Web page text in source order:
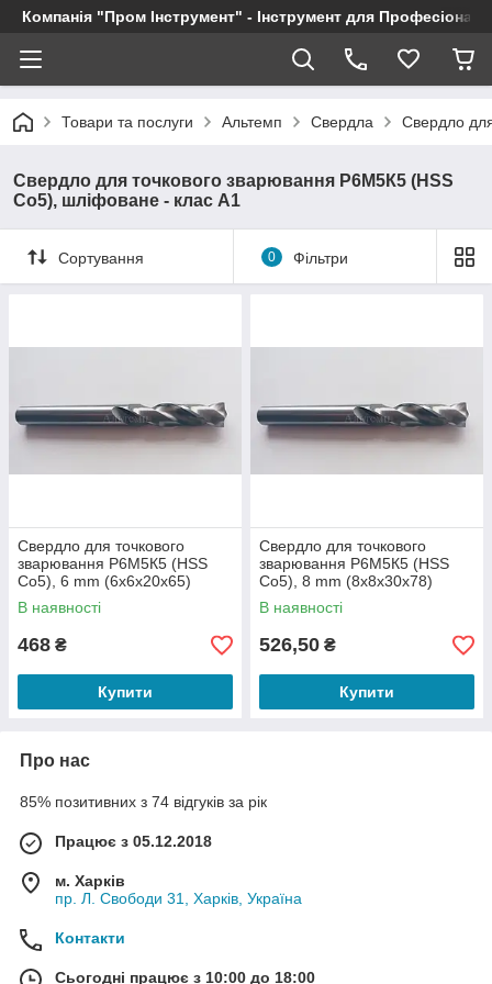
Компанія "Пром Інструмент" - Інструмент для
Товари та послуги Альтемп Свердла Свердло
Свердло для точкового зварювання Р6М5К5 (HSS
Co5), шліфоване - клас А1
Сортування 0 Фільтри
Свердло для точкового
зварювання Р6М5К5 (HSS
Co5), 6 mm (6х6х20х65)
В наявності
468 ₴
Купити
Свердло для точкового
зварювання Р6М5К5 (HSS
Co5), 8 mm (8х8х30х78)
В наявності
526,50 ₴
Купити
Про нас
85% позитивних з 74 відгуків за рік
Працює з 05.12.2018
м. Харків
пр. Л. Свободи 31, Харків, Україна
Контакти
Сьогодні працює з 10:00 до 18:00